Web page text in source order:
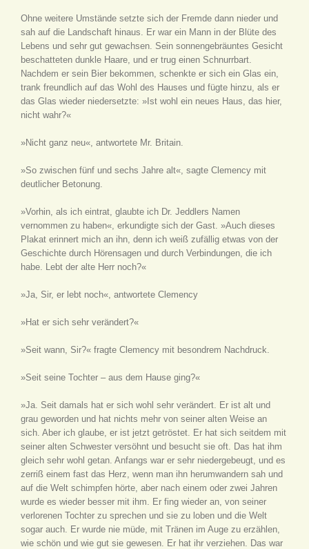
Ohne weitere Umstände setzte sich der Fremde dann nieder und
sah auf die Landschaft hinaus. Er war ein Mann in der Blüte des
Lebens und sehr gut gewachsen. Sein sonnengebräuntes Gesicht
beschatteten dunkle Haare, und er trug einen Schnurrbart.
Nachdem er sein Bier bekommen, schenkte er sich ein Glas ein,
trank freundlich auf das Wohl des Hauses und fügte hinzu, als er
das Glas wieder niedersetzte: »Ist wohl ein neues Haus, das hier,
nicht wahr?«
»Nicht ganz neu«, antwortete Mr. Britain.
»So zwischen fünf und sechs Jahre alt«, sagte Clemency mit
deutlicher Betonung.
»Vorhin, als ich eintrat, glaubte ich Dr. Jeddlers Namen
vernommen zu haben«, erkundigte sich der Gast. »Auch dieses
Plakat erinnert mich an ihn, denn ich weiß zufällig etwas von der
Geschichte durch Hörensagen und durch Verbindungen, die ich
habe. Lebt der alte Herr noch?«
»Ja, Sir, er lebt noch«, antwortete Clemency
»Hat er sich sehr verändert?«
»Seit wann, Sir?« fragte Clemency mit besondrem Nachdruck.
»Seit seine Tochter – aus dem Hause ging?«
»Ja. Seit damals hat er sich wohl sehr verändert. Er ist alt und
grau geworden und hat nichts mehr von seiner alten Weise an
sich. Aber ich glaube, er ist jetzt getröstet. Er hat sich seitdem mit
seiner alten Schwester versöhnt und besucht sie oft. Das hat ihm
gleich sehr wohl getan. Anfangs war er sehr niedergebeugt, und es
zerriß einem fast das Herz, wenn man ihn herumwandern sah und
auf die Welt schimpfen hörte, aber nach einem oder zwei Jahren
wurde es wieder besser mit ihm. Er fing wieder an, von seiner
verlorenen Tochter zu sprechen und sie zu loben und die Welt
sogar auch. Er wurde nie müde, mit Tränen im Auge zu erzählen,
wie schön und wie gut sie gewesen. Er hat ihr verziehen. Das war